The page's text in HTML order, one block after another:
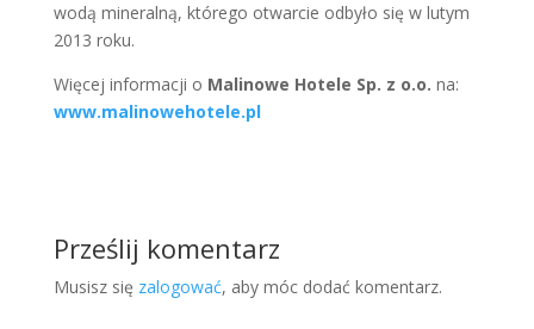
wodą mineralną, którego otwarcie odbyło się w lutym
2013 roku.
Więcej informacji o Malinowe Hotele Sp. z o.o. na:
www.malinowehotele.pl
Prześlij komentarz
Musisz się zalogować, aby móc dodać komentarz.